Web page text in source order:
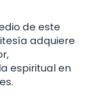
de este
adquiere
espiritual en